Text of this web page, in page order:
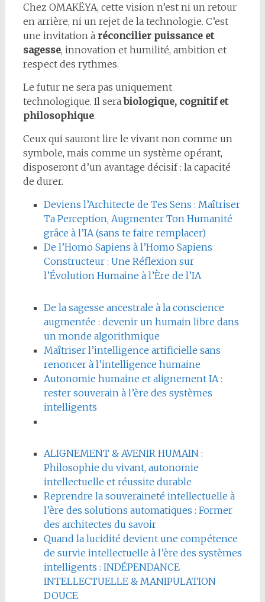
Chez OMAKËYA, cette vision n’est ni un retour
en arrière, ni un rejet de la technologie. C’est
une invitation à réconcilier puissance et
sagesse, innovation et humilité, ambition et
respect des rythmes.
Le futur ne sera pas uniquement
technologique. Il serabiologique, cognitif et
philosophique.
Ceux qui sauront lire le vivant non comme un
symbole, mais comme un système opérant,
disposeront d’un avantage décisif : la capacité
de durer.
Deviens l’Architecte de Tes Sens : Maîtriser
Ta Perception, Augmenter Ton Humanité
grâce à l’IA (sans te faire remplacer)
De l’Homo Sapiens à l’Homo Sapiens
Constructeur : Une Réflexion sur
l’Évolution Humaine à l’Ère de l’IA
De la sagesse ancestrale à la conscience
augmentée : devenir un humain libre dans
un monde algorithmique
Maîtriser l’intelligence artificielle sans
renoncer à l’intelligence humaine
Autonomie humaine et alignement IA :
rester souverain à l’ère des systèmes
intelligents
ALIGNEMENT & AVENIR HUMAIN :
Philosophie du vivant, autonomie
intellectuelle et réussite durable
Reprendre la souveraineté intellectuelle à
l’ère des solutions automatiques : Former
des architectes du savoir
Quand la lucidité devient une compétence
de survie intellectuelle à l’ère des systèmes
intelligents : INDÉPENDANCE
INTELLECTUELLE & MANIPULATION
DOUCE